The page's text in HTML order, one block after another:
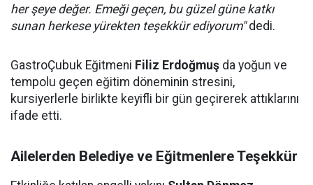
her şeye değer. Emeği geçen, bu güzel güne katkı
sunan herkese yürekten teşekkür ediyorum"dedi.
GastroÇubuk Eğitmeni Filiz Erdoğmuş da yoğun ve
tempolu geçen eğitim döneminin stresini,
kursiyerlerle birlikte keyifli bir gün geçirerek attıklarını
ifade etti.
Ailelerden Belediye ve Eğitmenlere Teşekkür